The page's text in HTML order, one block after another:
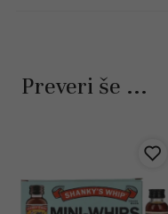
Preveri še ...